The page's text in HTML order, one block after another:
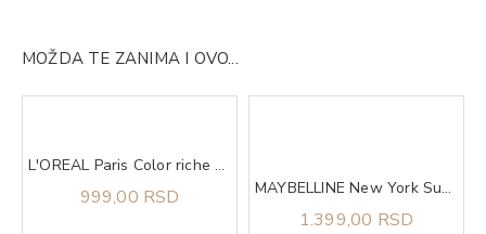
MOŽDA TE ZANIMA I OVO...
L'OREAL Paris Color riche olovka za usne 236
999,00 RSD MAYBELLINE New York Superstay Matte Ink 120 Artist Ruž za usne
1.399,00 RSD